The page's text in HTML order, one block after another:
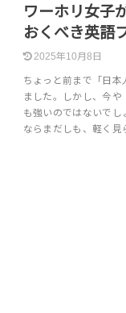
ワーホリ女子
おくべき英語
2025年10月8日
ちょっと前まで「日
ました。しかし、今
も強いのではないでし
ならまだしも、軽く見